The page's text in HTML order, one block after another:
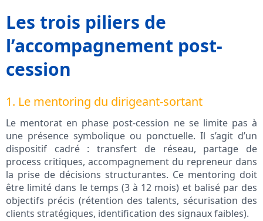
Les trois piliers de
l’accompagnement post-
cession
1. Le mentoring du dirigeant-sortant
Le mentorat en phase post-cession ne se limite pas à
une présence symbolique ou ponctuelle. Il s’agit d’un
dispositif cadré : transfert de réseau, partage de
process critiques, accompagnement du repreneur dans
la prise de décisions structurantes. Ce mentoring doit
être limité dans le temps (3 à 12 mois) et balisé par des
objectifs précis (rétention des talents, sécurisation des
clients stratégiques, identification des signaux faibles).